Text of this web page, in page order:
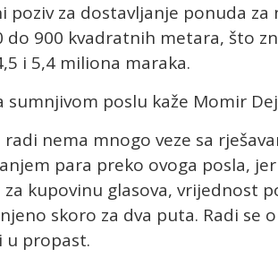
poziv za dostavljanje ponuda
do 900 kvadratnih metara, što
i 5,4 miliona maraka.
sumnjivom poslu kaže Momir
nema mnogo veze sa
para preko ovoga posla,
kupovinu glasova, vrijednost
skoro za dva puta. Radi se
u propast.